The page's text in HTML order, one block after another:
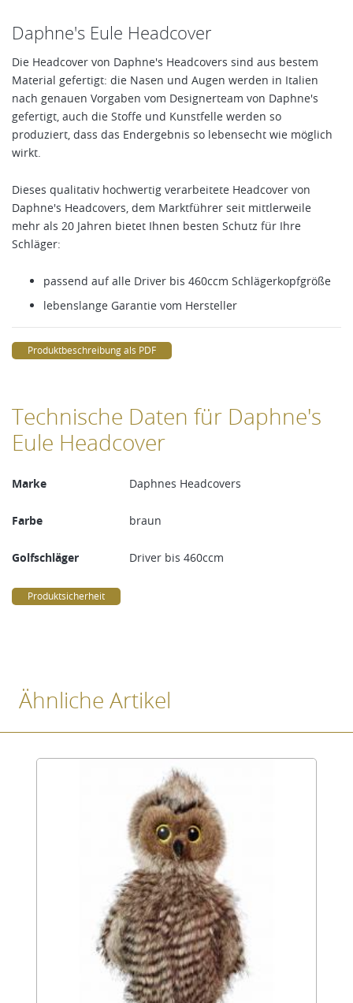
Daphne's Eule Headcover
Die Headcover von Daphne's Headcovers sind aus bestem
Material gefertigt: die Nasen und Augen werden in Italien
nach genauen Vorgaben vom Designerteam von Daphne's
gefertigt, auch die Stoffe und Kunstfelle werden so
produziert, dass das Endergebnis so lebensecht wie möglich
wirkt.
Dieses qualitativ hochwertig verarbeitete Headcover von
Daphne's Headcovers, dem Marktführer seit mittlerweile
mehr als 20 Jahren bietet Ihnen besten Schutz für Ihre
Schläger:
passend auf alle Driver bis 460ccm Schlägerkopfgröße
lebenslange Garantie vom Hersteller
Produktbeschreibung als PDF
Technische Daten für Daphne's
Eule Headcover
Marke Daphnes Headcovers
Farbe braun
Golfschläger Driver bis 460ccm
Produktsicherheit
Ähnliche Artikel